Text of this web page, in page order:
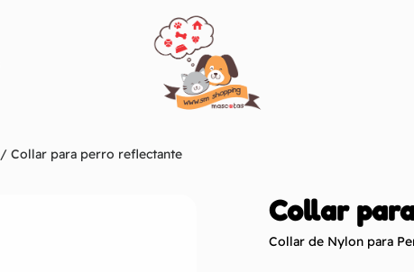
/ Collar para perro reflectante
Collar
Collar de Nylon para